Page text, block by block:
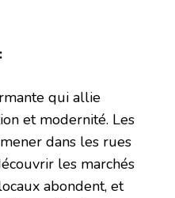
qui allie
et modernité. Les
dans les rues
les marchés
abondent, et